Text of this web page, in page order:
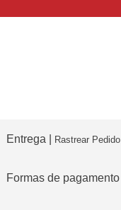
Entrega | Rastrear Pedido
Formas de pagamento